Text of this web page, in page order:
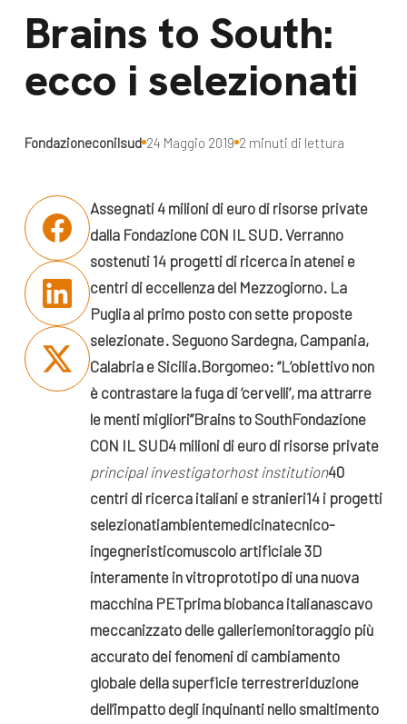
Brains to South:
ecco i selezionati
Fondazioneconilsud 24 Maggio 2019 2 minuti di lettura
Assegnati 4 milioni di euro di risorse private
dalla Fondazione CON IL SUD. Verranno
sostenuti 14 progetti di ricerca in atenei e
centri di eccellenza del Mezzogiorno. La
Puglia al primo posto con sette proposte
selezionate. Seguono Sardegna, Campania,
Calabria e Sicilia.Borgomeo: “L’obiettivo non
è contrastare la fuga di ‘cervelli’, ma attrarre
le menti migliori”Brains to SouthFondazione
CON IL SUD4 milioni di euro di risorse private
principal investigatorhost institution40
centri di ricerca italiani e stranieri14 i progetti
selezionatiambientemedicinatecnico-
ingegneristicomuscolo artificiale 3D
interamente in vitroprototipo di una nuova
macchina PETprima biobanca italianascavo
meccanizzato delle galleriemonitoraggio più
accurato dei fenomeni di cambiamento
globale della superficie terrestreriduzione
dell’impatto degli inquinanti nello smaltimento
Lavora con noi
Bilancio di
missione
News e
News
Appuntamenti
dal Sud
Campagne
Libri e
Videomagazine
e blog progetti
Seguici sui social: